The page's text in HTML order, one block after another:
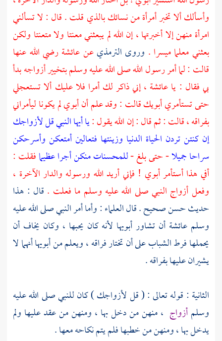
وأسألك ألا تخبر أمرأة من نسائك بالذي قلت . قال : لا تسألني
امرأة منهن إلا أخبرتها ، إن الله لم يبعثني معنتا ولا متعنتا ولكن
بعثني معلما ميسرا . وروى الترمذيعنعائشةرضي الله عنها
قالت : لما أمر رسول الله صلى الله عليه وسلم بتخيير أزواجه بدأ
بي فقال : ياعائشة ، إني ذاكر لك أمرا فلا عليك ألا تستعجلي
حتى تستأمري أبويك قالت : وقد علم أن أبوي لم يكونا ليأمراني
بفراقه ، قالت : ثم قال : إن الله يقول :يا أيها النبي قل لأزواجك
إن كنتن تردن الحياة الدنيا وزينتها فتعالين أمتعكن وأسرحكن
سراحا جميلا- حتى بلغ -للمحسنات منكن أجرا عظيمافقلت :
أفي هذا أستأمر أبوي ! فإني أريد الله ورسوله والدار الآخرة ،
وفعل أزواج النبي صلى الله عليه وسلم ما فعلت . قال : هذا
حديث حسن صحيح . قال العلماء : وأما أمر النبي صلى الله عليه
وسلمعائشة أن تشاور أبويها لأنه كان يحبها ، وكان يخاف أن
يحملها فرط الشباب على أن تختار فراقه ، ويعلم من أبويها أنهما لا
يشيران عليها بفراقه .
الثانية : قوله تعالى : ( قل لأزواجك ) كان للنبي صلى الله عليه
وسلمأزواج ، منهن من دخل بها ، ومنهن من عقد عليها ولم
يدخل بها ، ومنهن من خطبها فلم يتم نكاحه معها .